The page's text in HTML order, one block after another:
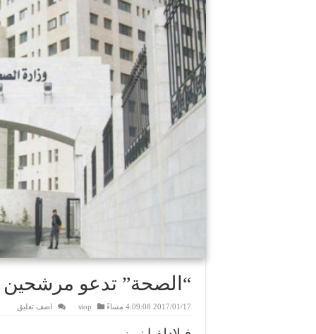
“الصحة” تدعو مرشحين
2017/01/17 4:09:08 مساءً stop اضف تعليق